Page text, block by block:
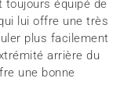
toujours équipé de
lui offre une très
plus facilement
arrière du
une bonne